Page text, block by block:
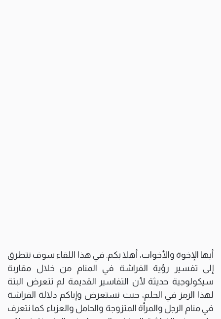
أيها الإخوة والأخوات، أهلا بكم. في هذا اللقاء سوف نتطرق
إلى تفسير رؤية الفراشة في المنام من خلال مقاربة
سيكولوجية حديثة لأن التفاسير القديمة لم تتعرض البتة
لهذا الرمز في الحلم، حيث نستعرض وإياكم دلالة الفراشة
في منام الرجل والمرأة المتزوجة والحامل والعزباء كما نتعرف